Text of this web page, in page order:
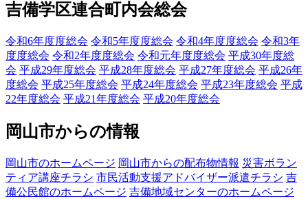
吉備学区連合町内会総会
令和6年度度総会 令和5年度度総会 令和4年度度総会 令和3年
度度総会 令和2年度度総会 令和元年度度総会 平成30年度総
会 平成29年度総会 平成28年度総会 平成27年度総会 平成26年
度総会 平成25年度総会 平成24年度総会 平成23年度総会 平成
22年度総会 平成21年度総会 平成20年度総会
岡山市からの情報
岡山市のホームページ 岡山市からの配布物情報 災害ボラン
ティア講座チラシ 市民活動支援アドバイザー派遣チラシ 吉
備公民館のホームページ 吉備地域センターのホームページ